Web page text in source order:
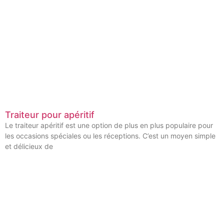
Traiteur pour apéritif
Le traiteur apéritif est une option de plus en plus populaire pour
les occasions spéciales ou les réceptions. C’est un moyen simple
et délicieux de